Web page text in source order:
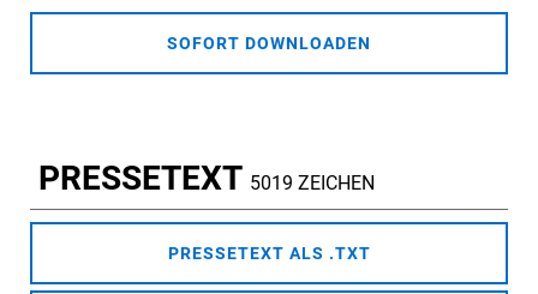
SOFORT DOWNLOADEN
PRESSETEXT 5019 ZEICHEN
PRESSETEXT ALS .TXT